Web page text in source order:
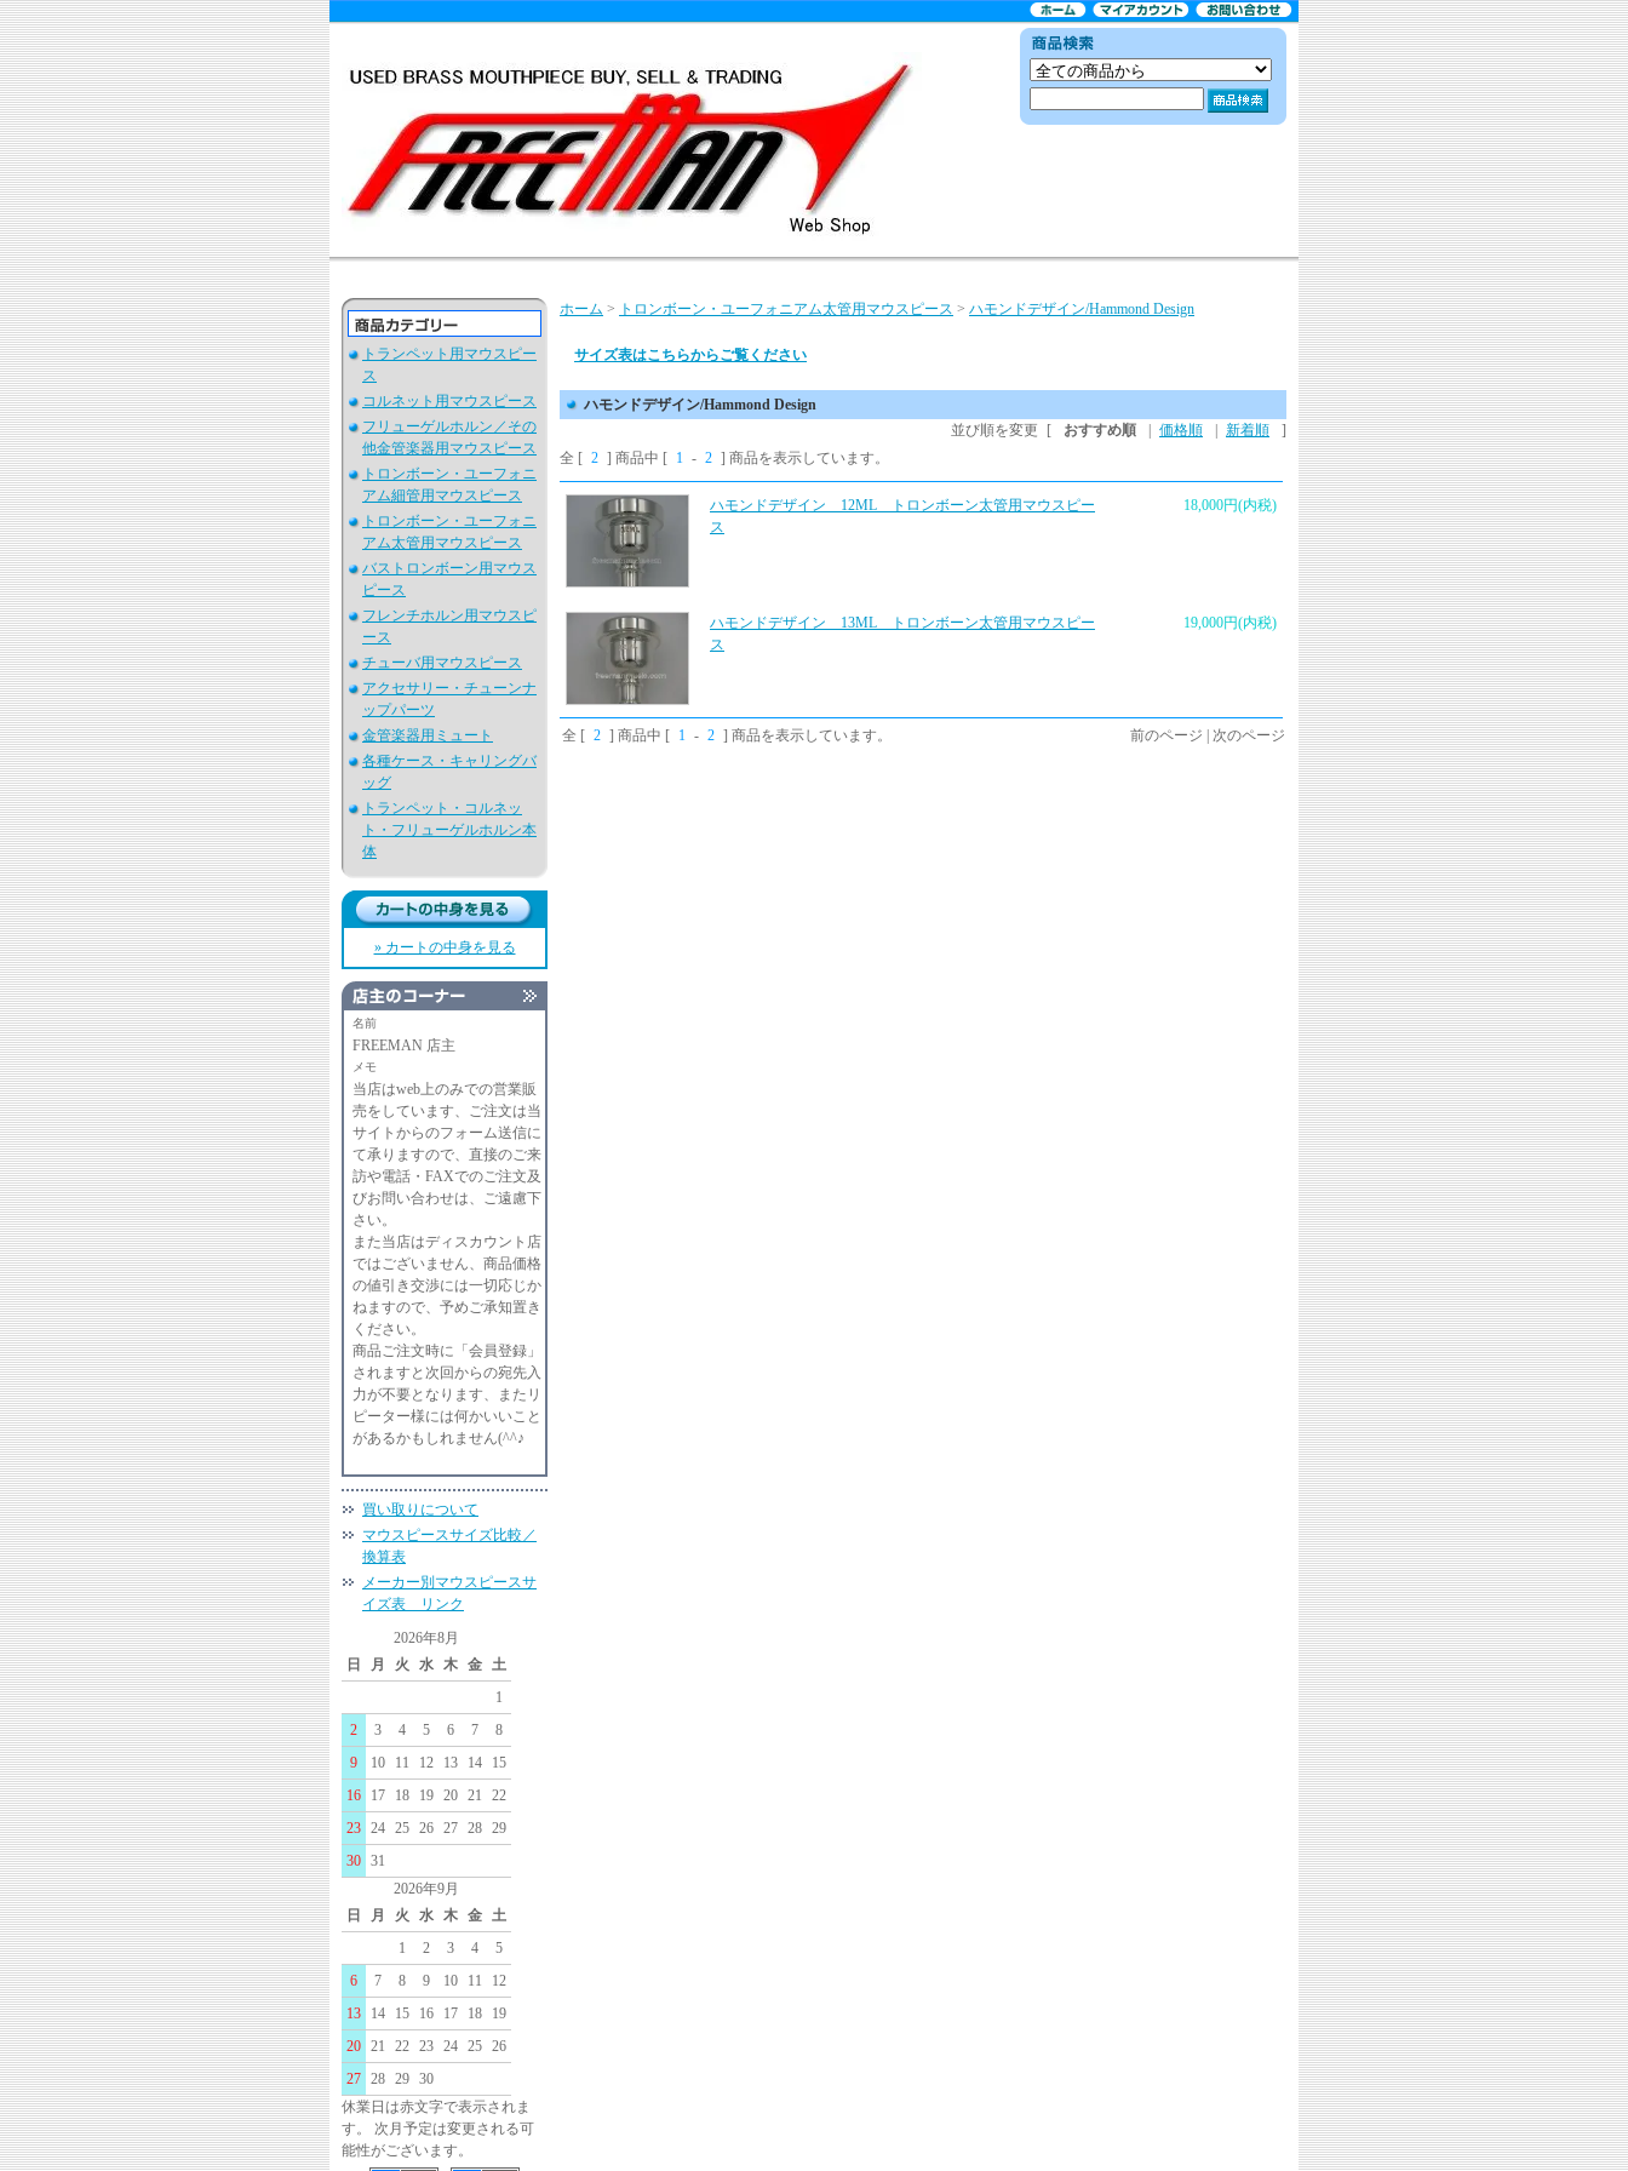
トランペット用マウスピー
ス
コルネット用マウスピース
フリューゲルホルン／その
他金管楽器用マウスピース
トロンボーン・ユーフォニ
アム細管用マウスピース
トロンボーン・ユーフォニ
アム太管用マウスピース
バストロンボーン用マウス
ピース
フレンチホルン用マウスピ
ース
チューバ用マウスピース
アクセサリー・チューンナ
ップパーツ
金管楽器用ミュート
各種ケース・キャリングバ
ッグ
トランペット・コルネッ
ト・フリューゲルホルン本
体
» カートの中身を見る
名前
FREEMAN 店主
メモ
当店はweb上のみでの営業販
売をしています、ご注文は当
サイトからのフォーム送信に
て承りますので、直接のご来
訪や電話・FAXでのご注文及
びお問い合わせは、ご遠慮下
さい。
また当店はディスカウント店
ではございません、商品価格
の値引き交渉には一切応じか
ねますので、予めご承知置き
ください。
商品ご注文時に「会員登録」
されますと次回からの宛先入
力が不要となります、またリ
ピーター様には何かいいこと
があるかもしれません(^^♪
買い取りについて
マウスピースサイズ比較／
換算表
メーカー別マウスピースサ
イズ表 リンク
2026年8月
日
月 火 水 木 金 土
1
2
3 4 5 6 7
8
9
10 11 12 13 14
15
16
17 18 19 20 21
22
23 24 25 26 27 28 29
30 31
2026年9月
日
月 火 水 木 金 土
1
2 3 4
5
6
7 8 9 10 11
12
13
14 15 16 17 18
19
20 21 22 23 24 25 26
27 28 29 30
休業日は赤文字で表示されま
す。 次月予定は変更される可
能性がございます。
ホーム > トロンボーン・ユーフォニアム太管用マウスピース > ハモンドデザイン/Hammond Design
サイズ表はこちらからご覧ください
ハモンドデザイン/Hammond Design
並び順を変更
[ おすすめ順 価格順 新着順
]
全 [ 2 ] 商品中 [ 1 - 2 ] 商品を表示しています。
18,000円(内税)
ハモンドデザイン 12ML トロンボーン太管用マウスピー
ス
19,000円(内税)
ハモンドデザイン 13ML トロンボーン太管用マウスピー
ス
全 [ 2 ] 商品中 [ 1 - 2 ] 商品を表示しています。 前のページ | 次のページ